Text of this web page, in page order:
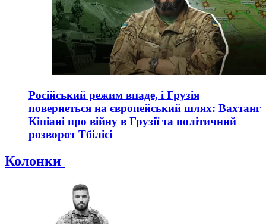
Російський режим впаде, і Грузія
повернеться на європейський шлях: Вахтанг
Кіпіані про війну в Грузії та політичний
розворот Тбілісі
Колонки